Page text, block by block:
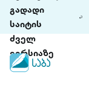
გადადი
საიტის
ძველ
ვერსიაზე